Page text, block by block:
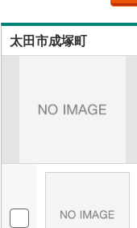
太田市成塚町
中国
九州・沖縄